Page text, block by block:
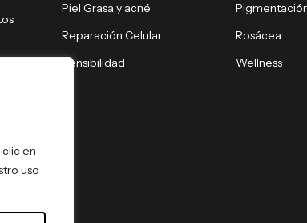
en
uso
Piel Grasa y acné
Reparación Celular
Rosácea
Sensibilidad
Wellness